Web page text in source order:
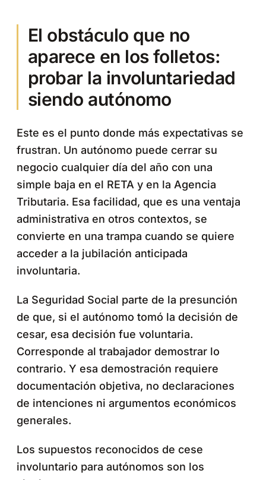
El obstáculo que no
aparece en los folletos:
probar la involuntariedad
siendo autónomo
Este es el punto donde más expectativas se
frustran. Un autónomo puede cerrar su
negocio cualquier día del año con una
simple baja en el RETA y en la Agencia
Tributaria. Esa facilidad, que es una ventaja
administrativa en otros contextos, se
convierte en una trampa cuando se quiere
acceder a la jubilación anticipada
involuntaria.
La Seguridad Social parte de la presunción
de que, si el autónomo tomó la decisión de
cesar, esa decisión fue voluntaria.
Corresponde al trabajador demostrar lo
contrario. Y esa demostración requiere
documentación objetiva, no declaraciones
de intenciones ni argumentos económicos
generales.
Los supuestos reconocidos de cese
involuntario para autónomos son los